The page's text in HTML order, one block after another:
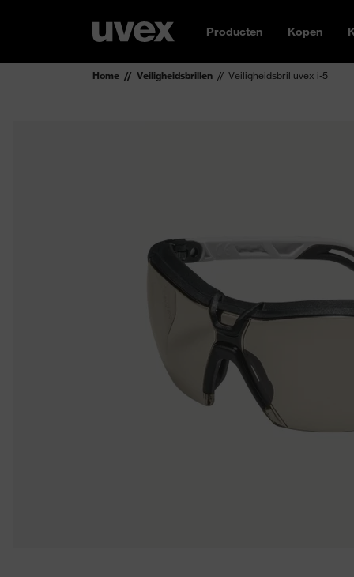
Producten Kopen
Home Veiligheidsbrillen Veiligheidsbril uvex i-5